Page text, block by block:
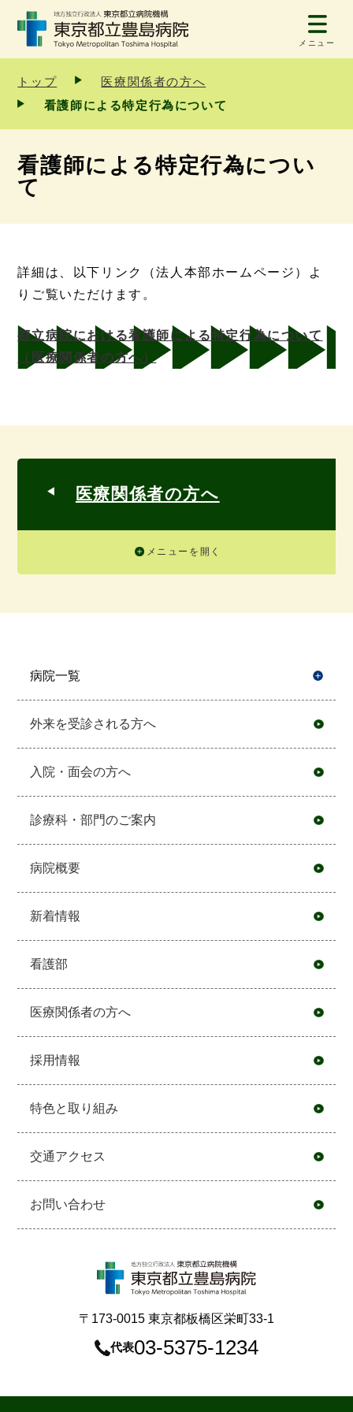
メニュー
トップ
医療関係者の方へ
看護師による特定行為について
看護師による特定行為につい
て
詳細は、以下リンク（法人本部ホームページ）よ
りご覧いただけます。
都立病院における看護師による特定行為について
（医療関係者の方へ）
医療関係者の方へ
メニューを開く
病院一覧
外来を受診される方へ
入院・面会の方へ
診療科・部門のご案内
病院概要
新着情報
看護部
医療関係者の方へ
採用情報
特色と取り組み
交通アクセス
お問い合わせ
〒173-0015 東京都板橋区栄町33-1
代表03-5375-1234